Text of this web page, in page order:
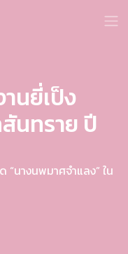
นยี่เป็ง
นทราย ปี
“นางนพมาศจำแลง” ใน